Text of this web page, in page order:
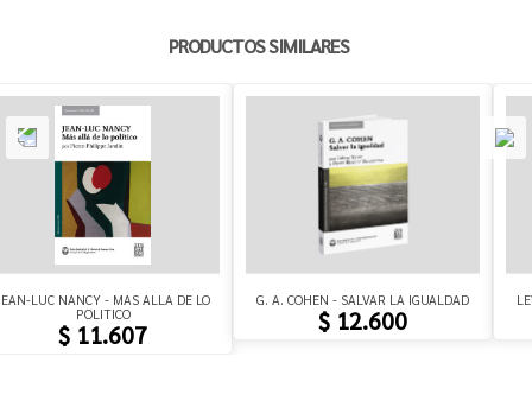
PRODUCTOS SIMILARES
LUC NANCY - MAS ALLA DE LO
POLITICO
$ 11.607
G. A. COHEN - SALVAR LA IGUALDAD
$ 12.600